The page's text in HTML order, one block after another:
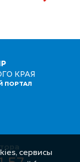
КРАЯ
ПОРТАЛ
сервисы